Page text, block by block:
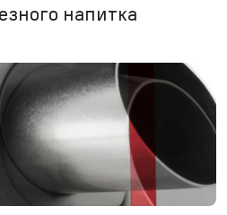
напитка